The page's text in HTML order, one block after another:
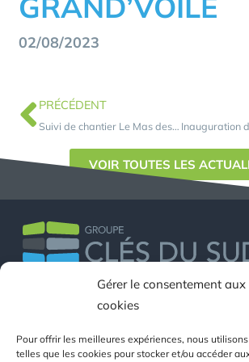
Gérer le consentement aux
cookies
Pour offrir les meilleures expériences, nous
telles que les cookies pour stocker et/ou accéder
02/08/2023
PRÉCÉDENT
Suivi de chantier Le Mas des Arènes
VOIR TOUTES LES
39 rue de l’industrie